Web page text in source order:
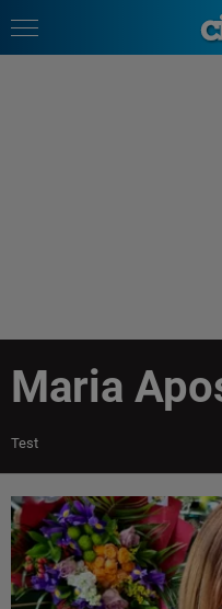
Maria
Test